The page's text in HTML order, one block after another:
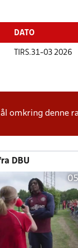
DATO
TIRS.31-03 2026
omkring denne
DBU